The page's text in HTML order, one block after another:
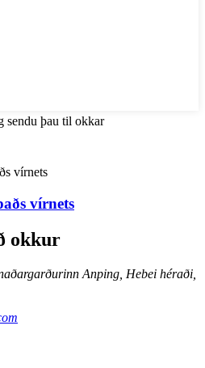
sendu þau til okkar
vírnets
okkur
Anping, Hebei héraði,